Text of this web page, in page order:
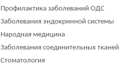
Профилактика заболеваний ОДС
Заболевания эндокринной системы
Народная медицина
Заболевания соединительных тканей
Стоматология